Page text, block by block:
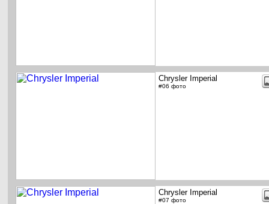
Chrysler Imperial
#06 фото
Chrysler Imperial
#07 фото